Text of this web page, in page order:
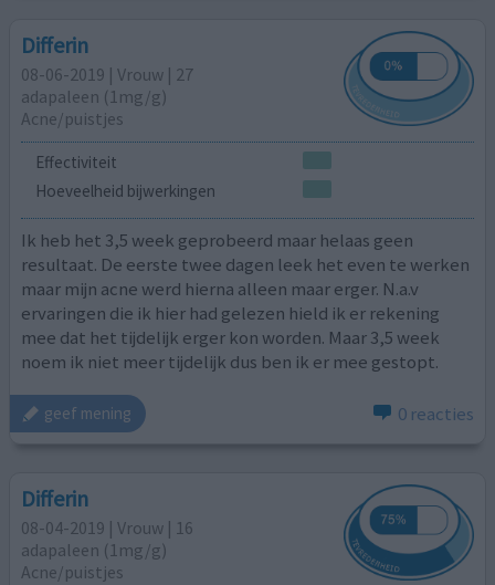
Differin
08-06-2019 | Vrouw | 27
adapaleen (1mg/g)
Acne/puistjes
Effectiviteit
Hoeveelheid bijwerkingen
Ik heb het 3,5 week geprobeerd maar helaas geen
resultaat. De eerste twee dagen leek het even te werken
maar mijn acne werd hierna alleen maar erger. N.a.v
ervaringen die ik hier had gelezen hield ik er rekening
mee dat het tijdelijk erger kon worden. Maar 3,5 week
noem ik niet meer tijdelijk dus ben ik er mee gestopt.
geef mening 0 reacties
Differin
08-04-2019 | Vrouw | 16
adapaleen (1mg/g)
Acne/puistjes